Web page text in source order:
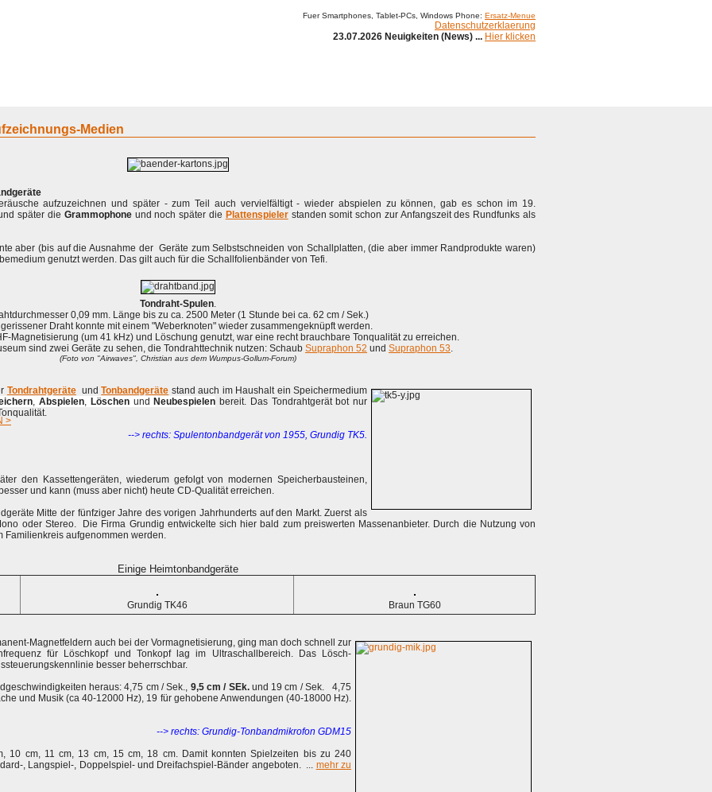
Fuer Smartphones, Tablet-PCs, Windows Phone: Ersatz-Menue
Datenschutzerklaerung
23.07.2026 Neuigkeiten (News) ... Hier klicken
>
Medien
aufzuzeichnen und später - zum Teil auch vervielfältigt - wieder abspielen zu können, gab es schon im 19.
später die Grammophoneund noch später die Plattenspielerstanden somit schon zur Anfangszeit des Rundfunks als
aber (bis auf die Ausnahme der Geräte zum Selbstschneiden von Schallplatten, (die aber immer Randprodukte waren)
genutzt werden. Das gilt auch für die Schallfolienbänder von Tefi.
Tondraht-Spulen.
0,09 mm. Länge bis zu ca. 2500 Meter (1 Stunde bei ca. 62 cm / Sek.)
gerissener Draht konnte mit einem "Weberknoten" wieder zusammengeknüpft werden.
Magnetisierung (um 41 kHz) und Löschung genutzt, war eine recht brauchbare Tonqualität zu erreichen.
sind zwei Geräte zu sehen, die Tondrahttechnik nutzen: Schaub Supraphon 52 und Supraphon 53.
(Foto von "Airwaves", Christian aus dem Wumpus-Gollum-Forum)
TondrahtgeräteundTonbandgeräte stand auch im Haushalt ein Speichermedium
,Abspielen, Löschenund Neubespielen bereit. Das Tondrahtgerät bot nur
--> rechts: Spulentonbandgerät von 1955, Grundig TK5.
den Kassettengeräten, wiederum gefolgt von modernen Speicherbausteinen,
und kann (muss aber nicht) heute CD-Qualität erreichen.
Mitte der fünfziger Jahre des vorigen Jahrhunderts auf den Markt. Zuerst als
oder Stereo. Die Firma Grundig entwickelte sich hier bald zum preiswerten Massenanbieter. Durch die Nutzung von
Familienkreis aufgenommen werden.
Einige Heimtonbandgeräte
Grundig TK46 Braun TG60
Magnetfeldern auch bei der Vormagnetisierung, ging man doch schnell zur
für Löschkopf und Tonkopf lag im Ultraschallbereich. Das Lösch-
besser beherrschbar.
heraus: 4,75 cm / Sek., 9,5 cm / SEk.und 19 cm / Sek. 4,75
und Musik (ca 40-12000 Hz), 19 für gehobene Anwendungen (40-18000 Hz).
--> rechts: Grundig-Tonbandmikrofon GDM15
10 cm, 11 cm, 13 cm, 15 cm, 18 cm. Damit konnten Spielzeiten bis zu 240
, Langspiel-, Doppelspiel- und Dreifachspiel-Bänder angeboten. ... mehr zu